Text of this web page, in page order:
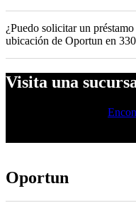
¿Puedo solicitar un
ubicación de Oportun en
Visita una
Oportun